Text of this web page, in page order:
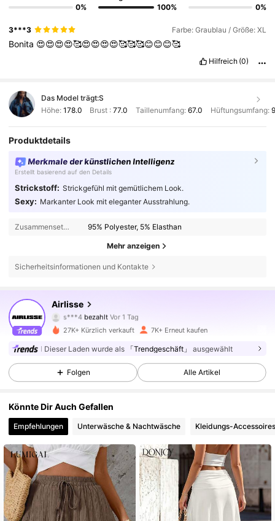
0%
100%
0%
3***3 Farbe: Graublau / Größe: XL
Bonita 😍😍😍😍🥰😍😍😍😍🥰🥰🥰😊😊😊🥰
Hilfreich (0)
Das Model trägt:S
Höhe: 178.0 Brust :77.0 Taillenumfang: 67.0 Hüftungsumfang:
Produktdetails
Merkmale der künstlichen Intelligenz
Erstellt basierend auf den Details
Strickstoff: Strickgefühl mit gemütlichem Look.
Sexy: Markanter Look mit eleganter Ausstrahlung.
Zusammensetzung: 95% Polyester, 5% Elasthan
Mehr anzeigen
Sicherheitsinformationen und Kontakte
Airlisse
4,80
35K Follower
s***4 bezahlt Vor 1 Tag
Vor 2 Stundengefolgt
35K Follower
4,80 35K Follower
4,80 35K Follower
4,80 35K Follower
27K+ Kürzlich verkauft 7K+ Erneut kaufen
Dieser Laden wurde als 「Trendgeschäft」 ausgewählt
Folgen Alle Artikel
Könnte Dir Auch Gefallen
Empfehlungen Unterwäsche & Nachtwäsche Kleidungs-Accessoires